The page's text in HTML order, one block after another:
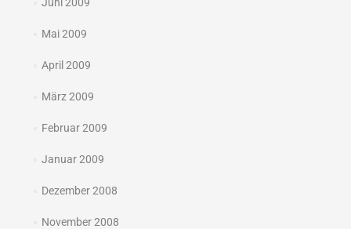
Mai 2009
April 2009
März 2009
Februar 2009
Januar 2009
Dezember 2008
November 2008